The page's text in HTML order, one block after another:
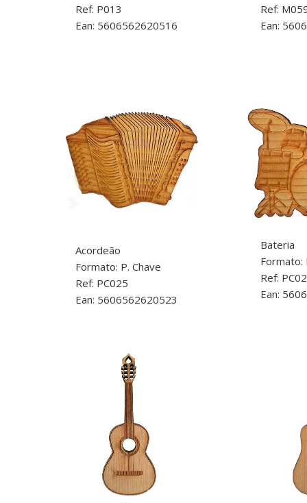
Ref: P013
Ean: 5606562620516
Ref:
Ean:
Acordeão
Formato: P. Chave
Ref: PC025
Ean: 5606562620523
Bateria
Formato:
Ref:
Ean: